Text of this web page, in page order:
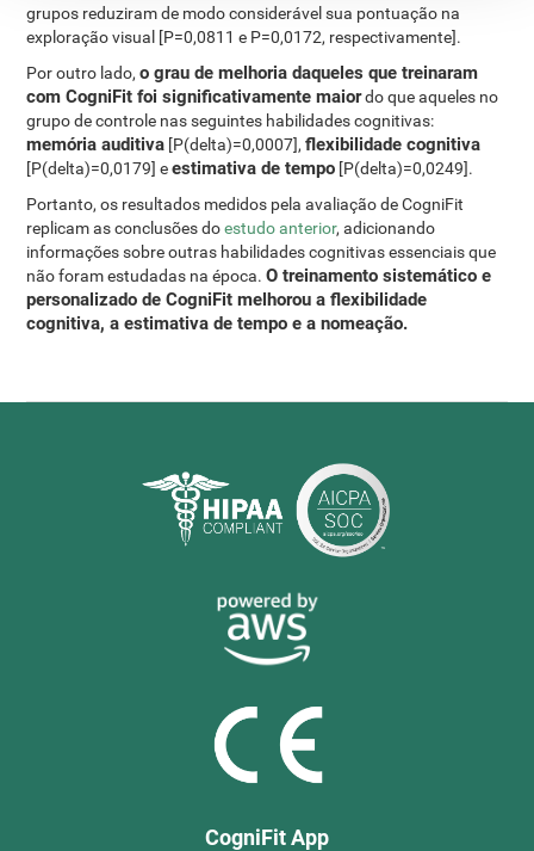
grupos reduziram de modo considerável sua pontuação na
exploração visual [P=0,0811 e P=0,0172, respectivamente].
Por outro lado,o grau de melhoria daqueles que treinaram
com CogniFit foi significativamente maiordo que aqueles no
grupo de controle nas seguintes habilidades cognitivas:
memória auditiva [P(delta)=0,0007],flexibilidade cognitiva
[P(delta)=0,0179] eestimativa de tempo [P(delta)=0,0249].
Portanto, os resultados medidos pela avaliação de CogniFit
replicam as conclusões doestudo anterior, adicionando
informações sobre outras habilidades cognitivas essenciais que
não foram estudadas na época.O treinamento sistemático e
personalizado de CogniFit melhorou a flexibilidade
cognitiva, a estimativa de tempo e a nomeação.
CogniFit App